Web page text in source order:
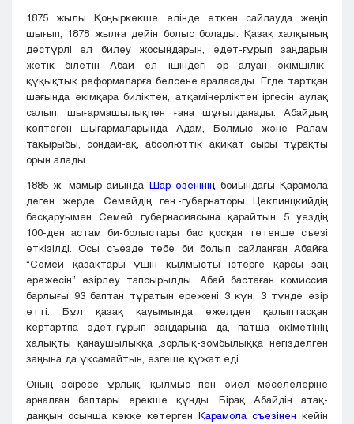
1875 жылы Қоңыркөкше елінде өткен сайлауда жеңіп
шығып, 1878 жылға дейін болыс болады. Қазақ халқының
дәстүрлі ел билеу жосындарын, әдет-ғұрып заңдарын
жетік білетін Абай ел ішіндегі әр алуан әкімшілік-
құқықтық реформаларға белсене араласады. Егде тартқан
шағында әкімқара биліктен, атқамінерліктен іргесін аулақ
салып, шығармашылықпен ғана шұғылданады. Абайдың
көптеген шығармаларында Адам, Болмыс және Ралам
тақырыбы, сондай-ақ, абсолюттік ақиқат сыры тұрақты
орын алады.
1885 ж. мамыр айында Шар өзенінің бойындағы Қарамола
деген жерде Семейдің ген.-губернаторы Цеклинцкийдің
басқаруымен Семей губернасиясына қарайтын 5 уездің
100-ден астам би-болыстары бас қосқан төтенше съезі
өткізілді. Осы съезде төбе би болып сайланған Абайға
“Семей қазақтары үшін қылмысты істерге қарсы заң
ережесін” әзірлеу тапсырылды. Абай бастаған комиссия
барлығы 93 баптан тұратын ережені 3 күн, 3 түнде әзір
етті. Бұл қазақ қауымында ежелден қалыптасқан
кертартпа әдет-ғұрып заңдарына да, патша өкіметінің
халықты қанаушылыққа ,зорлық-зомбылыққа негізделген
заңына да ұқсамайтын, өзгеше құжат еді.
Оның әсіресе ұрлық, қылмыс пен әйел мәселелеріне
арналған баптары ерекше құнды. Бірақ Абайдің атақ-
даңқын осынша көкке көтерген Қарамола съезінен кейін